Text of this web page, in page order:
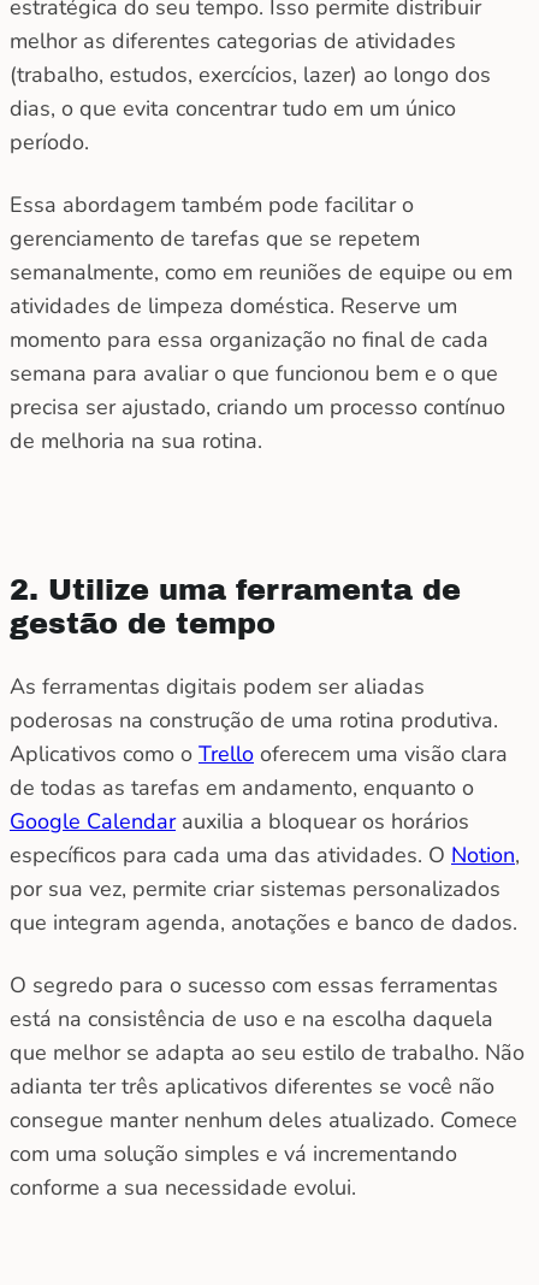
estratégica do seu tempo. Isso permite distribuir
melhor as diferentes categorias de atividades
(trabalho, estudos, exercícios, lazer) ao longo dos
dias, o que evita concentrar tudo em um único
período.
Essa abordagem também pode facilitar o
gerenciamento de tarefas que se repetem
semanalmente, como em reuniões de equipe ou em
atividades de limpeza doméstica. Reserve um
momento para essa organização no final de cada
semana para avaliar o que funcionou bem e o que
precisa ser ajustado, criando um processo contínuo
de melhoria na sua rotina.
2. Utilize uma ferramenta de
gestão de tempo
As ferramentas digitais podem ser aliadas
poderosas na construção de uma rotina produtiva.
Aplicativos como o Trello oferecem uma visão clara
de todas as tarefas em andamento, enquanto o
Google Calendarauxilia a bloquear os horários
específicos para cada uma das atividades. O Notion,
por sua vez, permite criar sistemas personalizados
que integram agenda, anotações e banco de dados.
O segredo para o sucesso com essas ferramentas
está na consistência de uso e na escolha daquela
que melhor se adapta ao seu estilo de trabalho. Não
adianta ter três aplicativos diferentes se você não
consegue manter nenhum deles atualizado. Comece
com uma solução simples e vá incrementando
conforme a sua necessidade evolui.